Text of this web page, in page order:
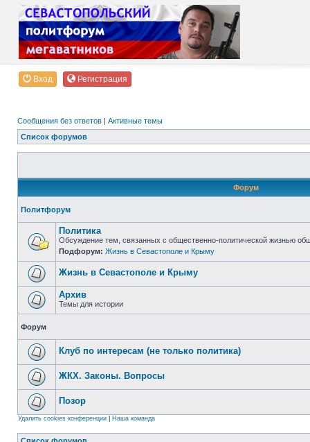
Вход Регистрация
Сообщения без ответов | Активные темы
Список форумов
Форум
Политфорум
Политика
Обсуждение тем, связанных с общественно-политической жизнью
Подфорум: Жизнь в Севастополе и Крыму
Жизнь в Севастополе и Крыму
Архив
Темы для истории
Форум
Клуб по интересам (не только политика)
ЖКХ. Законы. Вопросы
Позор
Удалить cookies конференции Наша команда